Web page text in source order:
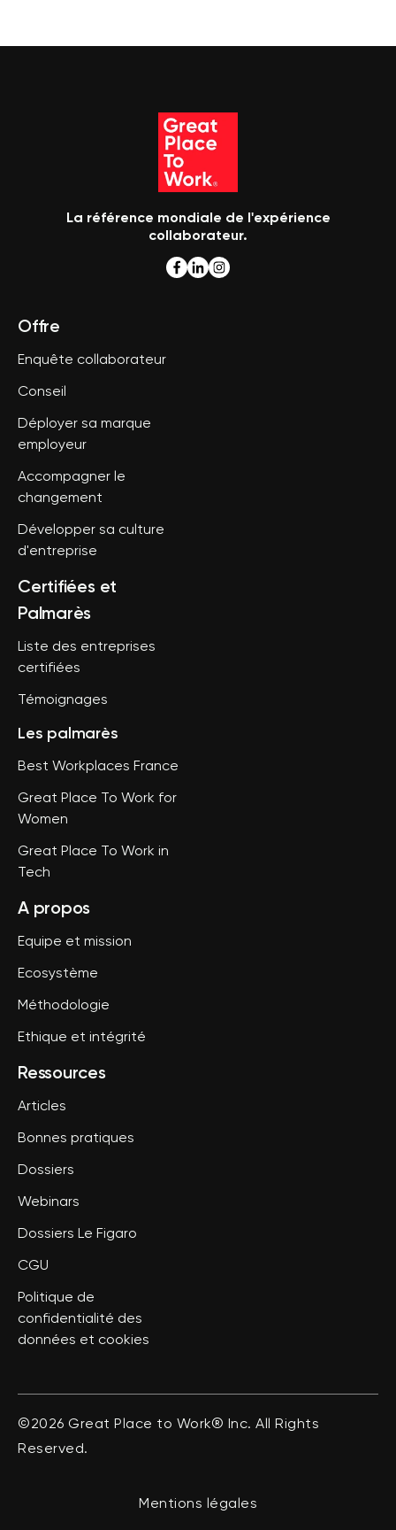
La référence mondiale de l'expérience
collaborateur.
Offre
Enquête collaborateur
Conseil
Déployer sa marque
employeur
Accompagner le
changement
Développer sa culture
d'entreprise
Certifiées et
Palmarès
Liste des entreprises
certifiées
Témoignages
Les palmarès
Best Workplaces France
Great Place To Work for
Women
Great Place To Work in
Tech
A propos
Equipe et mission
Ecosystème
Méthodologie
Ethique et intégrité
Ressources
Articles
Bonnes pratiques
Dossiers
Webinars
Dossiers Le Figaro
CGU
Politique de
confidentialité des
données et cookies
©2026 Great Place to Work® Inc. All Rights
Reserved.
Mentions légales